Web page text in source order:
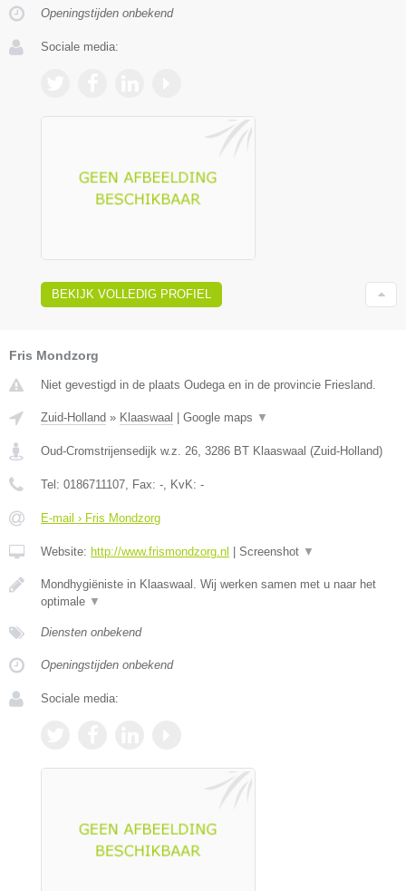
Openingstijden onbekend
Sociale media:
BEKIJK VOLLEDIG PROFIEL
Fris Mondzorg
Niet gevestigd in de plaats Oudega en in de provincie Friesland.
Zuid-Holland » Klaaswaal Google maps ▼
Oud-Cromstrijensedijk w.z. 26 3286 BT Klaaswaal (Zuid-Holland)
Tel: 0186711107 , Fax: - , KvK: -
E-mail › Fris Mondzorg
Website: http://www.frismondzorg.nl Screenshot ▼
Mondhygiëniste in Klaaswaal. Wij werken samen met u naar het
optimale ▼
Diensten onbekend
Openingstijden onbekend
Sociale media: